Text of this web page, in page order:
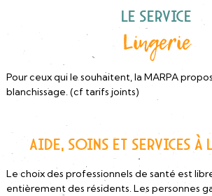
Le Service
Lingerie
Pour ceux qui le souhaitent, la MARPA
blanchissage. (cf tarifs joints)
Aide, Soins et Services à
Le choix des professionnels de santé est
entièrement des résidents. Les personnes